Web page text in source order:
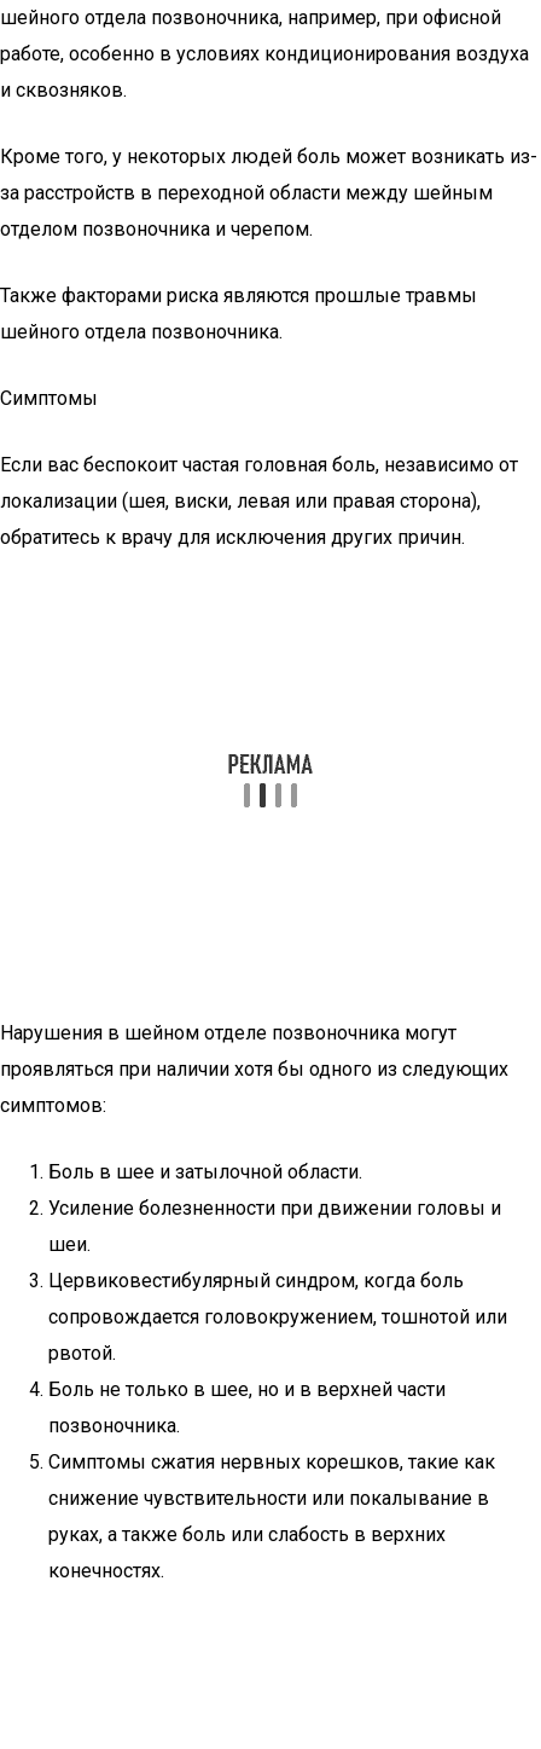
шейного отдела позвоночника, например, при офисной
работе, особенно в условиях кондиционирования воздуха
и сквозняков.
Кроме того, у некоторых людей боль может возникать из-
за расстройств в переходной области между шейным
отделом позвоночника и черепом.
Также факторами риска являются прошлые травмы
шейного отдела позвоночника.
Симптомы
Если вас беспокоит частая головная боль, независимо от
локализации (шея, виски, левая или правая сторона),
обратитесь к врачу для исключения других причин.
Нарушения в шейном отделе позвоночника могут
проявляться при наличии хотя бы одного из следующих
симптомов:
Боль в шее и затылочной области.
Усиление болезненности при движении головы и
шеи.
Цервиковестибулярный синдром, когда боль
сопровождается головокружением, тошнотой или
рвотой.
Боль не только в шее, но и в верхней части
позвоночника.
Симптомы сжатия нервных корешков, такие как
снижение чувствительности или покалывание в
руках, а также боль или слабость в верхних
конечностях.